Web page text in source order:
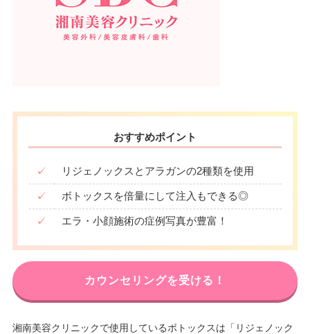
おすすめポイント
✓ リジェノックスとアラガンの2種類を使用
✓ ボトックスを倍量にして注入もできる◎
✓ エラ・小顔施術の症例写真が豊富！
カウンセリングを受ける！
湘南美容クリニックで使用しているボトックスは「リジェノック